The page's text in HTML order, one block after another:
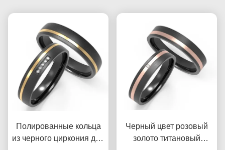
Полированные кольца
из черного циркония для
Черный цвет розовый
золото титановый